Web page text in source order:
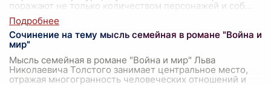
поражают не только количеством персонажей и соб
Сочинение на тему мысль семейная в романе "Война и
мир"
Мысль семейная в романе "Война и мир" Льва
Николаевича Толстого занимает центральное место,
отражая многогранность человеческих отношений и